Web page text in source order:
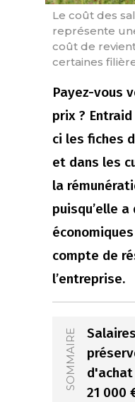
Le coût des
représente
coût de
certaines
Payez-vous
prix ?
ci les fiches
et dans les
la
puisqu’elle
compte de
l’entreprise.
SOMMAIRE
d'achat
21 000